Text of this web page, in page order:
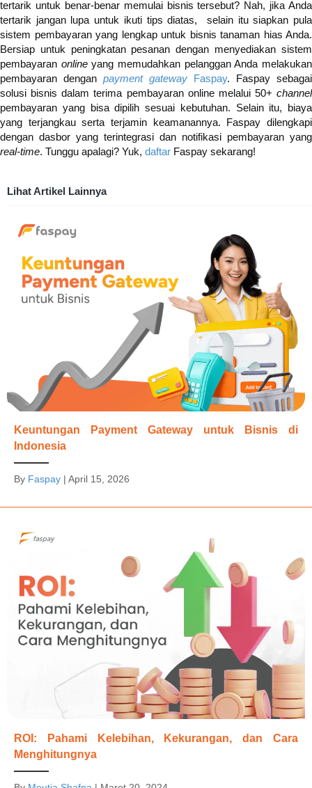
tertarik untuk benar-benar memulai bisnis tersebut? Nah, jika Anda
tertarik jangan lupa untuk ikuti tips diatas, selain itu siapkan pula
sistem pembayaran yang lengkap untuk bisnis tanaman hias Anda.
Bersiap untuk peningkatan pesanan dengan menyediakan sistem
pembayaran onlineyang memudahkan pelanggan Anda melakukan
pembayaran dengan payment gateway Faspay. Faspay sebagai
solusi bisnis dalam terima pembayaran online melalui 50+ channel
pembayaran yang bisa dipilih sesuai kebutuhan. Selain itu, biaya
yang terjangkau serta terjamin keamanannya. Faspay dilengkapi
dengan dasbor yang terintegrasi dan notifikasi pembayaran yang
real-time. Tunggu apalagi? Yuk, daftar Faspay sekarang!
Lihat Artikel Lainnya
Keuntungan Payment Gateway untuk Bisnis di
Indonesia
By Faspay | April 15, 2026
ROI: Pahami Kelebihan, Kekurangan, dan Cara
Menghitungnya